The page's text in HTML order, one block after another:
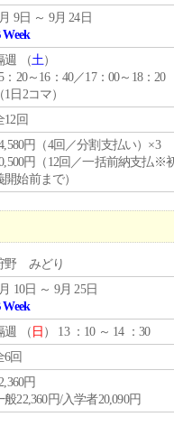
9日 ～ 9月 24日
Week
週 （土）
：20～16：40／17：00～18：20
（1日2コマ）
12回
円（4回／分割支払い）×3
円（12回／一括前納支払※
開始前まで）
野 みどり
10日 ～ 9月 25日
Week
週 （ 日 ） 13 ：10 ～ 14 ：30
6回
円
般22,360円/入学者20,090円